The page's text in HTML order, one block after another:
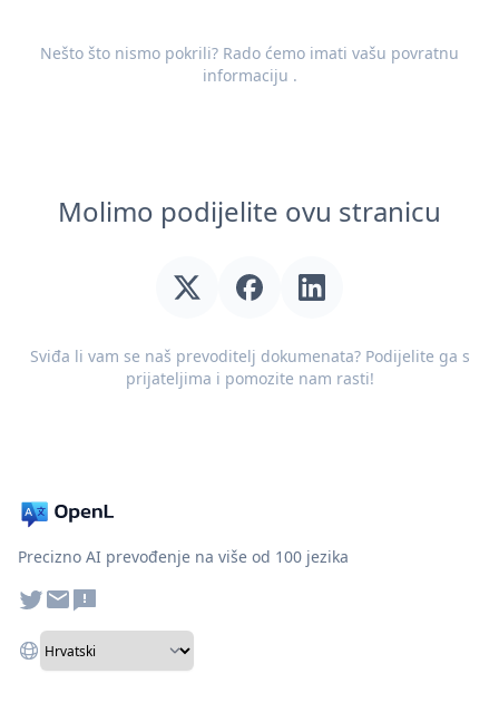
Nešto što nismo pokrili? Rado ćemo imati vašu povratnu
informaciju .
Molimo podijelite ovu stranicu
Sviđa li vam se naš prevoditelj dokumenata? Podijelite ga s
prijateljima i pomozite nam rasti!
Precizno AI prevođenje na više od 100 jezika